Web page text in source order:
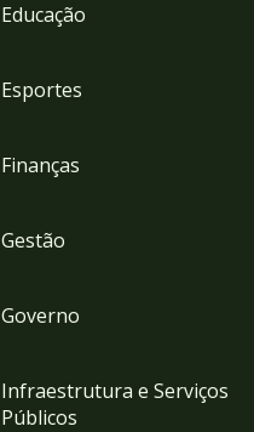
Educação
Esportes
Finanças
Gestão
Governo
Infraestrutura e Serviços
Públicos